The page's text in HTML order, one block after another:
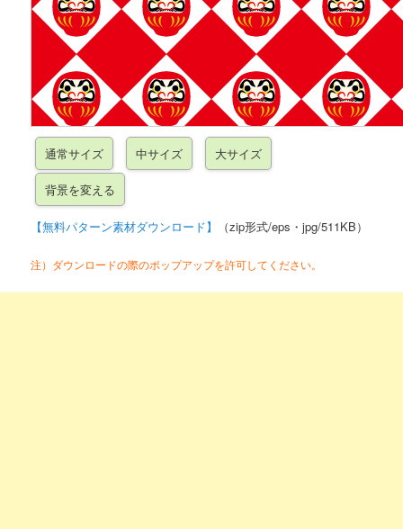
【無料パターン素材ダウンロード】 （zip形式/eps・jpg/511KB）
注）ダウンロードの際のポップアップを許可してください。